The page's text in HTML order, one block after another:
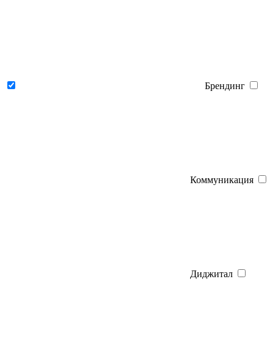
Брендинг
Коммуникация
Диджитал